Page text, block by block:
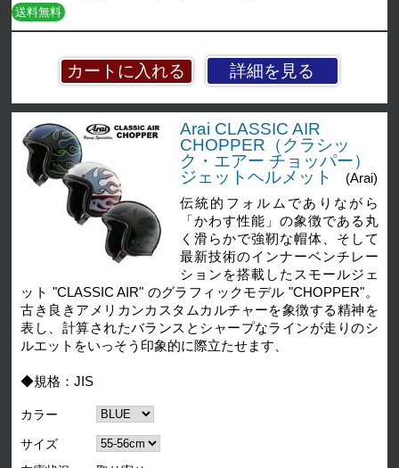
詳細を見る
送料無料
Arai CLASSIC AIR
CHOPPER（クラシッ
ク・エアー チョッパー）
ジェットヘルメット
(Arai)
伝統的フォルムでありながら
「かわす性能」の象徴である丸
く滑らかで強靭な帽体、そして
最新技術のインナーベンチレー
ションを搭載したスモールジェ
ット "CLASSIC AIR" のグラフィックモデル "CHOPPER"。
古き良きアメリカンカスタムカルチャーを象徴する精神を
表し、計算されたバランスとシャープなラインが走りのシ
ルエットをいっそう印象的に際立たせます、
◆規格：JIS
カラー
サイズ